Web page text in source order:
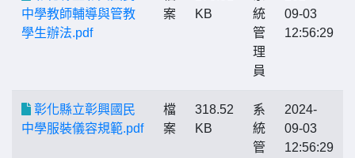
中學教師輔導與管教
學生辦法.pdf
案
KB
統
管
理
員
09-03
12:56:29
彰化縣立彰興國民
中學服裝儀容規範.pdf
檔
案
318.52
KB
系
統
管
2024-
09-03
12:56:29